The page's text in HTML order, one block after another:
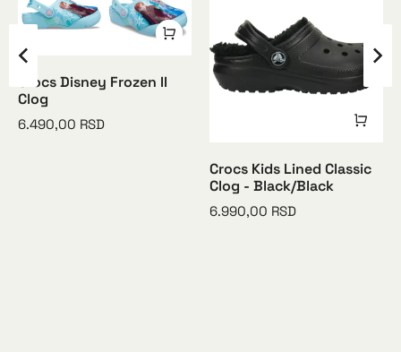
Crocs Disney Frozen II
Clog
6.490,00 RSD
Crocs Kids Lined Classic
Clog - Black/Black
6.990,00 RSD